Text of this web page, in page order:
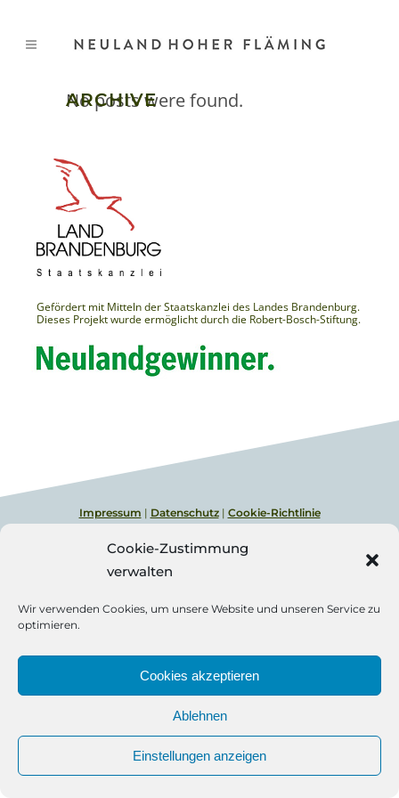
Cookie-Zustimmung
verwalten
Wir verwenden Cookies, um unsere Website und unseren Service zu
optimieren.
Cookies akzeptieren
Ablehnen
Einstellungen anzeigen
ARCHIVE
No posts were found.
Gefördert mit Mitteln der Staatskanzlei des Landes Brandenburg.
Dieses Projekt wurde ermöglicht durch die Robert-Bosch-Stiftung.
Impressum | Datenschutz| Cookie-Richtlinie
© Copyright Qode Interactive